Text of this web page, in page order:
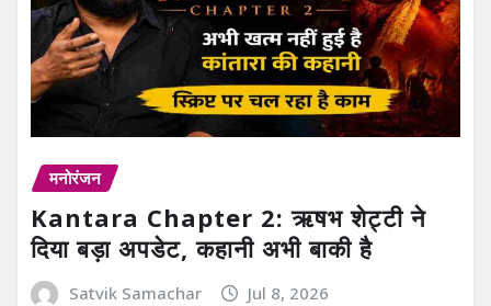
मनोरंजन
Kantara Chapter 2: ऋषभ शेट्टी ने
दिया बड़ा अपडेट, कहानी अभी बाकी है
Satvik Samachar Jul 8, 2026